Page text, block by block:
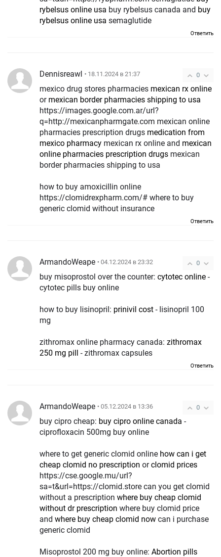
rybelsus online usa buy rybelsus canada and buy
rybelsus online usa semaglutide
Ответить
0
Dennisreawl • 18.11.2024 в 21:37
mexico drug stores pharmacies mexican rx online
or mexican border pharmacies shipping to usa
https://images.google.com.ar/url?
q=http://mexicanpharmgate.com mexican online
pharmacies prescription drugs medication from
mexico pharmacy mexican rx online and mexican
online pharmacies prescription drugs mexican
border pharmacies shipping to usa
how to buy amoxicillin online
https://clomidrexpharm.com/# where to buy
generic clomid without insurance
Ответить
0
ArmandoWeape • 04.12.2024 в 23:32
buy misoprostol over the counter: cytotec online -
cytotec pills buy online
how to buy lisinopril: prinivil cost - lisinopril 100
mg
zithromax online pharmacy canada: zithromax
250 mg pill - zithromax capsules
Ответить
0
ArmandoWeape • 05.12.2024 в 13:36
buy cipro cheap: buy cipro online canada -
ciprofloxacin 500mg buy online
where to get generic clomid online how can i get
cheap clomid no prescription orclomid prices
https://cse.google.mu/url?
sa=t&url=https://clomid.store can you get clomid
without a prescription where buy cheap clomid
without dr prescription where buy clomid price
and where buy cheap clomid now can i purchase
generic clomid
Misoprostol 200 mg buy online: Abortion pills